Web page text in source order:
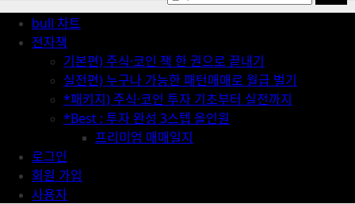
bull 차트
전자책
기본편) 주식·코인 책 한 권으로 끝내기
실전편) 누구나 가능한 패턴매매로 월급 벌기
*패키지) 주식·코인 투자 기초부터 실전까지
*Best : 투자 완성 3스텝 올인원
프리미엄 매매일지
로그인
회원 가입
사용자
색: